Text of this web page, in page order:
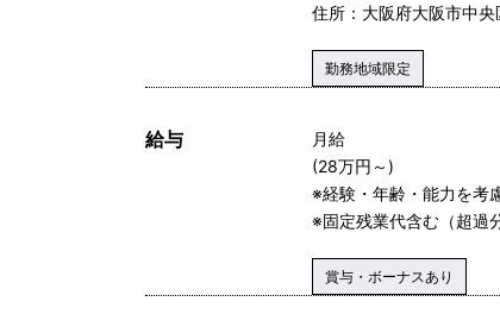
住所：大阪府大阪市中
勤務地域限定
給与
月給
(28万円～)
※経験・年齢・能力を考
※固定残業代含む（超過
賞与・ボーナスあり